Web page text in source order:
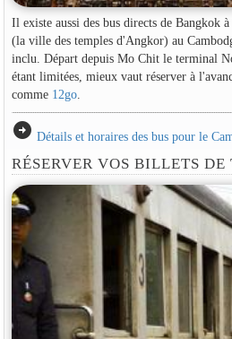
Il existe aussi des bus directs de Bangkok
(la ville des temples d'Angkor) au
inclu. Départ depuis Mo Chit le terminal
étant limitées, mieux vaut réserver à
comme 12go.
arrow_circle_right Détails et horaires des bus pour le
RÉSERVER VOS BILLETS